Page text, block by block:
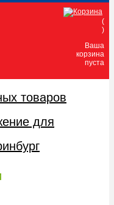
(
)
Ваша
корзина
пуста
товаров
для